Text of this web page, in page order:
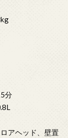
分
アヘッド、壁置